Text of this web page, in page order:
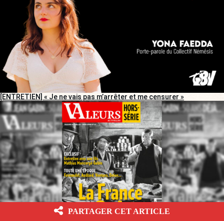
[ENTRETIEN] « Je ne vais pas m’arrêter et me censurer »
PARTAGER CET ARTICLE